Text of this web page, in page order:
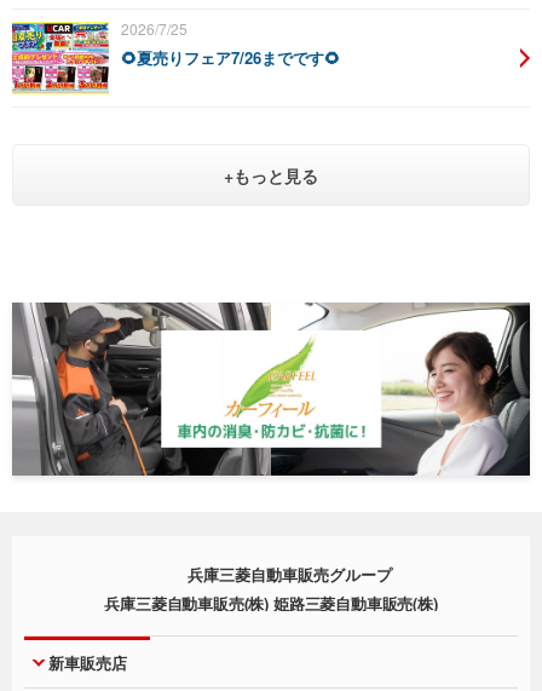
2026/7/25
🌻夏売りフェア7/26までです🌻
+もっと見る
兵庫三菱自動車販売グループ
兵庫三菱自動車販売(株) 姫路三菱自動車販売(株)
新車販売店